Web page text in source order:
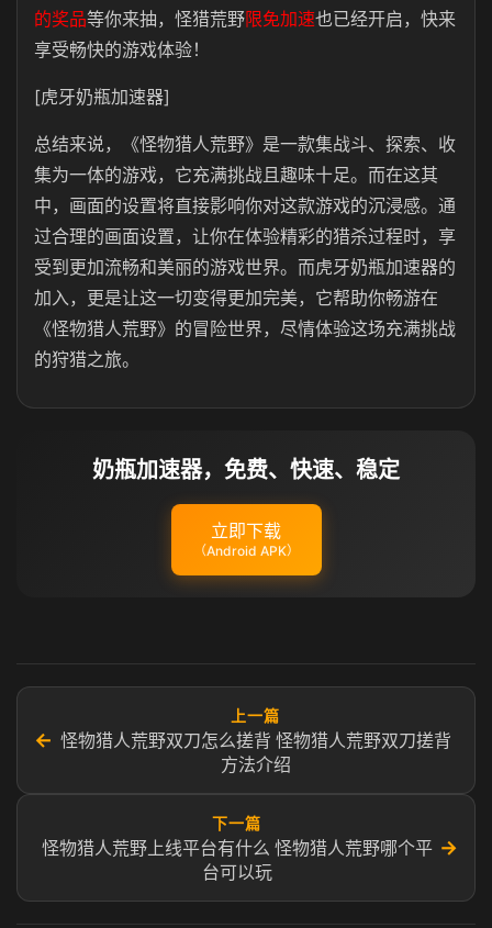
的奖品等你来抽 ， 怪猎荒野限免加速也已经开启，快来
享受畅快的游戏体验！
[虎牙奶瓶加速器]
总结来说，《怪物猎人荒野》是一款集战斗、探索、收
集为一体的游戏，它充满挑战且趣味十足。而在这其
中，画面的设置将直接影响你对这款游戏的沉浸感。通
过合理的画面设置，让你在体验精彩的猎杀过程时，享
受到更加流畅和美丽的游戏世界。而虎牙奶瓶加速器的
加入，更是让这一切变得更加完美，它帮助你畅游在
《怪物猎人荒野》的冒险世界，尽情体验这场充满挑战
的狩猎之旅。
奶瓶加速器，免费、快速、稳定
立即下载
（Android APK）
←
上一篇
怪物猎人荒野双刀怎么搓背 怪物猎人荒野双刀搓背
方法介绍
下一篇
怪物猎人荒野上线平台有什么 怪物猎人荒野哪个平
台可以玩
→